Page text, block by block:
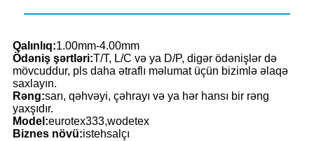
Qalınlıq:1.00mm-4.00mm
Ödəniş şərtləri:T/T, L/C və ya D/P, digər ödənişlər də
mövcuddur, pls daha ətraflı məlumat üçün bizimlə əlaqə
saxlayın.
Rəng:sarı, qəhvəyi, çəhrayı və ya hər hansı bir rəng
yaxşıdır.
Model:eurotex333,wodetex
Biznes növü:istehsalçı